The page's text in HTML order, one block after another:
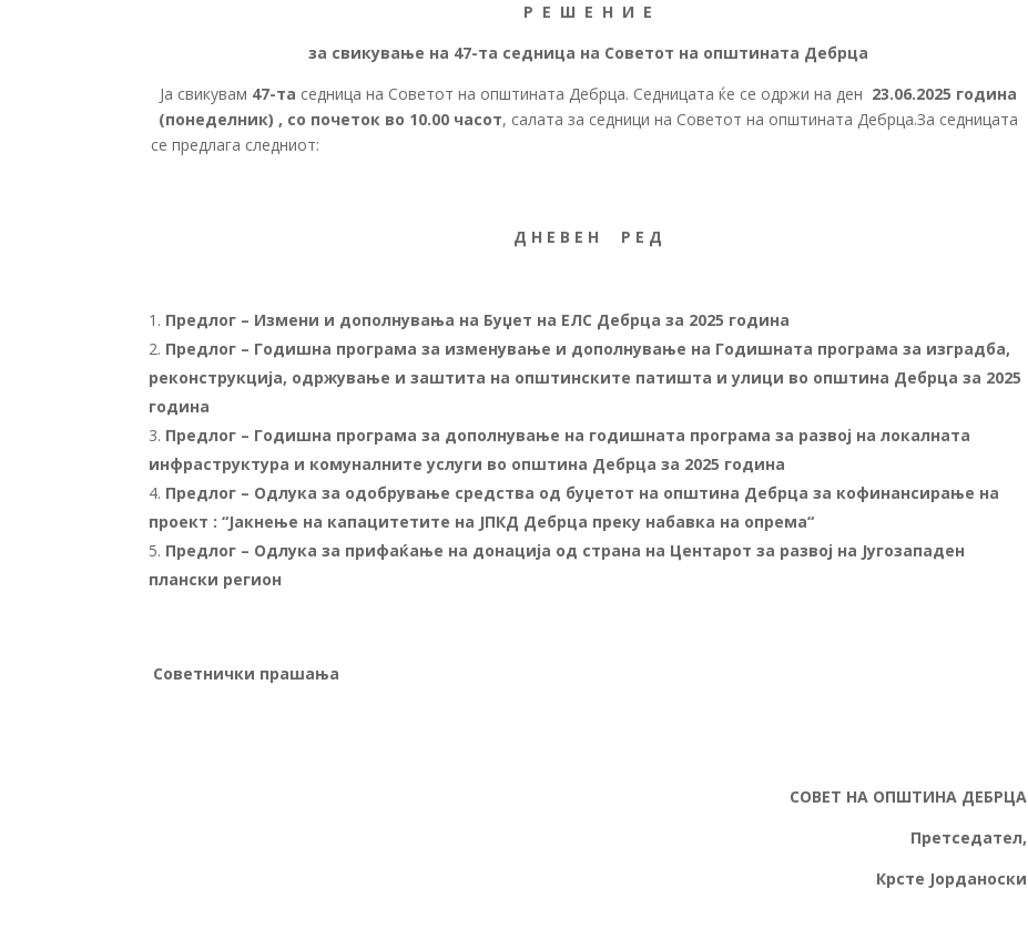
Р Е Ш Е Н И Е
за свикување на 47-та седница на Советот на општината Дебрца
Ја свикувам 47-та седница на Советот на општината Дебрца. Седницата ќе се одржи на ден 23.06.2025 година
(понеделник) , со почеток во 10.00 часот, салата за седници на Советот на општината Дебрца.За седницата
се предлага следниот:
Д Н Е В Е Н Р Е Д
Предлог – Измени и дополнувања на Буџет на ЕЛС Дебрца за 2025 година
Предлог – Годишна програма за изменување и дополнување на Годишната програма за изградба,
реконструкција, одржување и заштита на општинските патишта и улици во општина Дебрца за 2025
година
Предлог – Годишна програма за дополнување на годишната програма за развој на локалната
инфраструктура и комуналните услуги во општина Дебрца за 2025 година
Предлог – Одлука за одобрување средства од буџетот на општина Дебрца за кофинансирање на
проект : “Јакнење на капацитетите на ЈПКД Дебрца преку набавка на опрема“
Предлог – Одлука за прифаќање на донација од страна на Центарот за развој на Југозападен
плански регион
Советнички прашања
СОВЕТ НА ОПШТИНА ДЕБРЦА
Претседател,
Крсте Јорданоски